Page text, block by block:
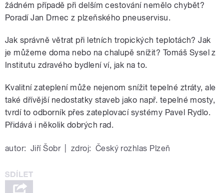
žádném případě při delším cestování nemělo chybět?
Poradí Jan Drnec z plzeňského pneuservisu.
Jak správně větrat při letních tropických teplotách? Jak
je můžeme doma nebo na chalupě snížit? Tomáš Sysel z
Institutu zdravého bydlení ví, jak na to.
Kvalitní zateplení může nejenom snížit tepelné ztráty, ale
také dřívější nedostatky staveb jako např. tepelné mosty,
tvrdí to odborník přes zateplovací systémy Pavel Rydlo.
Přidává i několik dobrých rad.
autor: Jiří Šobr zdroj: Český rozhlas Plzeň